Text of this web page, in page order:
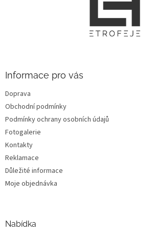
Informace pro vás
Doprava
Obchodní podmínky
Podmínky ochrany osobních údajů
Fotogalerie
Kontakty
Reklamace
Důležité informace
Moje objednávka
Nabídka